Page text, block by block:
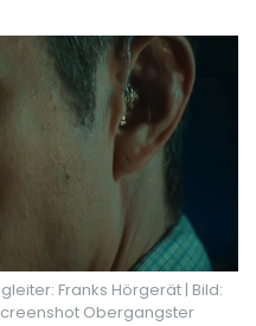
Franks Hörgerät | Bild:
Obergangster